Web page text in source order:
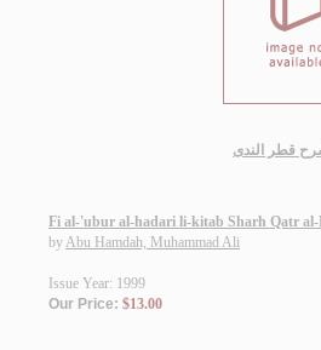
قطر الندى
Fi al-'ubur al-hadari li-kitab Sharh Qatr
byAbu Hamdah, Muhammad Ali
Issue Year: 1999
Our Price: $13.00